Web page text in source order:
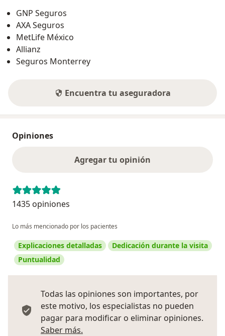
GNP Seguros
AXA Seguros
MetLife México
Allianz
Seguros Monterrey
Encuentra tu aseguradora
Opiniones
Agregar tu opinión
1435 opiniones
Lo más mencionado por los pacientes
Explicaciones detalladas
Dedicación durante la visita
Puntualidad
Todas las opiniones son importantes, por
este motivo, los especialistas no pueden
pagar para modificar o eliminar opiniones.
Saber más.